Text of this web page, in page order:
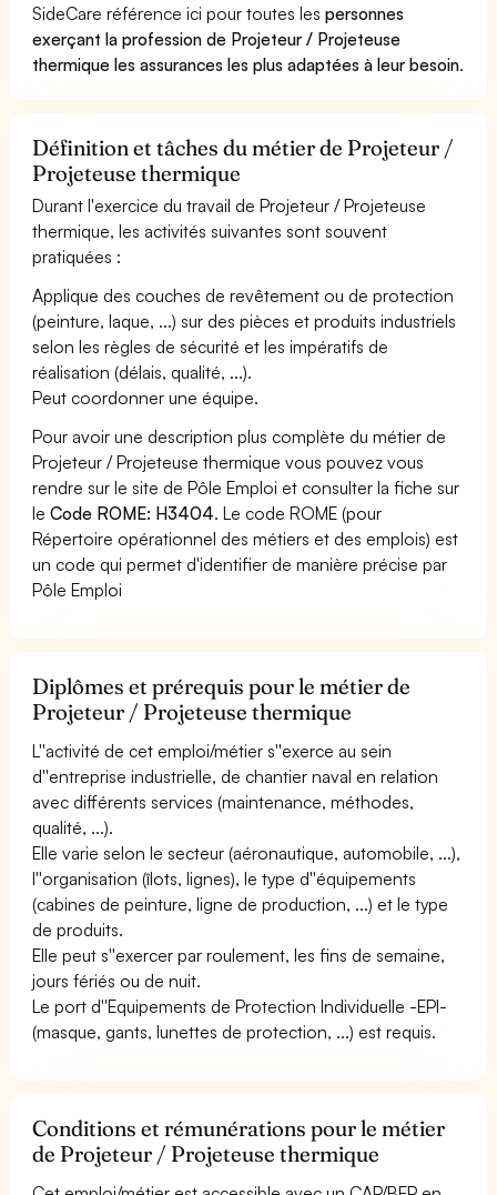
SideCare référence ici pour toutes lespersonnes
exerçant la profession de Projeteur / Projeteuse
thermique les assurances les plus adaptées à leur besoin.
Définition et tâches du métier de Projeteur /
Projeteuse thermique
Durant l'exercice du travail de Projeteur / Projeteuse
thermique, les activités suivantes sont souvent
pratiquées :
Applique des couches de revêtement ou de protection
(peinture, laque, ...) sur des pièces et produits industriels
selon les règles de sécurité et les impératifs de
réalisation (délais, qualité, ...).
Peut coordonner une équipe.
Pour avoir une description plus complète du métier de
Projeteur / Projeteuse thermique vous pouvez vous
rendre sur le site de Pôle Emploi et consulter la fiche sur
leCode ROME: H3404. Le code ROME (pour
Répertoire opérationnel des métiers et des emplois) est
un code qui permet d'identifier de manière précise par
Pôle Emploi
Diplômes et prérequis pour le métier de
Projeteur / Projeteuse thermique
L''activité de cet emploi/métier s''exerce au sein
d''entreprise industrielle, de chantier naval en relation
avec différents services (maintenance, méthodes,
qualité, ...).
Elle varie selon le secteur (aéronautique, automobile, ...),
l''organisation (îlots, lignes), le type d''équipements
(cabines de peinture, ligne de production, ...) et le type
de produits.
Elle peut s''exercer par roulement, les fins de semaine,
jours fériés ou de nuit.
Le port d''Equipements de Protection Individuelle -EPI-
(masque, gants, lunettes de protection, ...) est requis.
Conditions et rémunérations pour le métier
de Projeteur / Projeteuse thermique